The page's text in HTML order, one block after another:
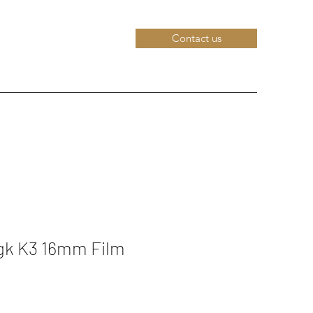
Contact us
K3 16mm Film